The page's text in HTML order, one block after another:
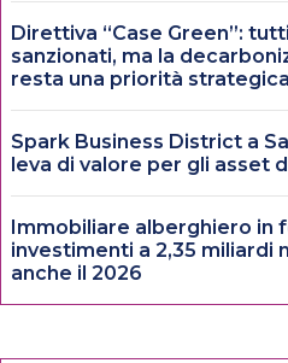
Direttiva “Case Green”:
sanzionati, ma la
resta una priorità strategica
Spark Business District a
leva di valore per gli asset
Immobiliare alberghiero in
investimenti a 2,35 miliardi
anche il 2026